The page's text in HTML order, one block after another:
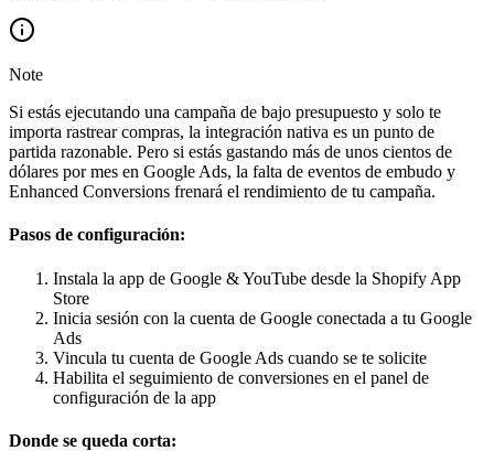
Note
Si estás ejecutando una campaña de bajo presupuesto y solo te
importa rastrear compras, la integración nativa es un punto de
partida razonable. Pero si estás gastando más de unos cientos de
dólares por mes en Google Ads, la falta de eventos de embudo y
Enhanced Conversions frenará el rendimiento de tu campaña.
Pasos de configuración:
Instala la app de Google & YouTube desde la Shopify App
Store
Inicia sesión con la cuenta de Google conectada a tu Google
Ads
Vincula tu cuenta de Google Ads cuando se te solicite
Habilita el seguimiento de conversiones en el panel de
configuración de la app
Donde se queda corta: